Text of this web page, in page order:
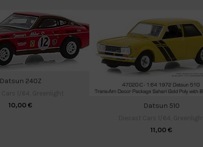
Datsun 240Z
10,00€ Datsun 510
11,00€